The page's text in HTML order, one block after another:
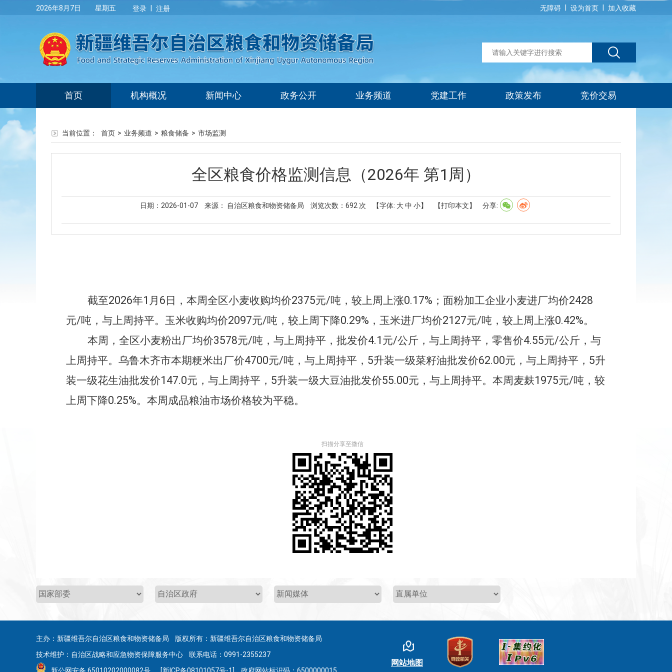
2026年8月7日 星期五 登录 注册 无障碍 设为首页 加入收藏
首页 机构概况 新闻中心 政务公开 业务频道 党建工作 政策发布 竞价交易
当前位置： 首页 > 业务频道 > 粮食储备 > 市场监测
全区粮食价格监测信息（2026年 第1周）
日期：2026-01-07 来源： 自治区粮食和物资储备局 浏览次数： 692 次 【字体: 大中 小】 【打印本文】 分享:
截至2026年1 月 6日， 本周全区小麦收购均价2375元/吨 ， 较上周上涨0.17% ； 面粉加工企业小麦进厂均价2428
元/吨 ，与上周持平。玉米收购均价2097元/吨 ， 较上周下降0.29% ，玉米进厂均价2127元/吨 ， 较上周上涨0.42%。
本周 ， 全区小麦粉出厂均价3578元/吨 ，与上周持平 ， 批发价4.1 元/公斤 ， 与上周持平 ， 零售价4.55元/公斤，与
上周持平。 乌鲁木齐市本期粳米出厂价4700元/吨 ， 与上周持平 ， 5升装一级菜籽油批发价62.00元，与上周持平 ， 5升
装一级花生油批发价147.0元 ， 与上周持平 ， 5升装一级大豆油批发价55.00元，与上周持平。本周麦麸1975元/吨 ， 较
上周下降0.25%。 本周成品粮油市场价格较为平稳。
扫描分享至微信
主办：新疆维吾尔自治区粮食和物资储备局 版权所有：新疆维吾尔自治区粮食和物资储备局
技术维护：自治区战略和应急物资保障服务中心 联系电话：0991-2355237
网站地图